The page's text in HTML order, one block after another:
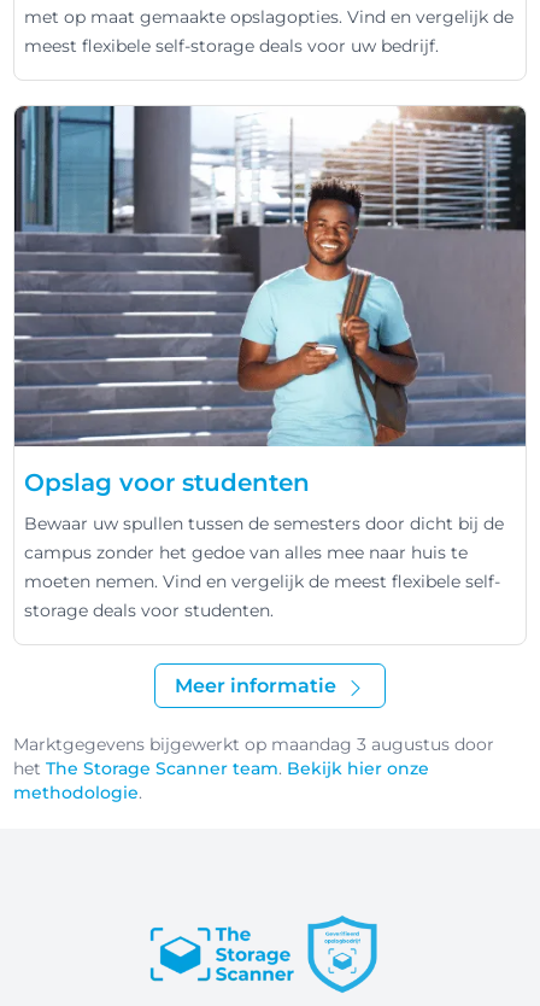
met op maat gemaakte opslagopties. Vind en vergelijk de
meest flexibele self-storage deals voor uw bedrijf.
Opslag voor studenten
Bewaar uw spullen tussen de semesters door dicht bij de
campus zonder het gedoe van alles mee naar huis te
moeten nemen. Vind en vergelijk de meest flexibele self-
storage deals voor studenten.
Meer informatie
Marktgegevens bijgewerkt op maandag 3 augustus door
hetThe Storage Scanner team. Bekijk hier onze
methodologie.